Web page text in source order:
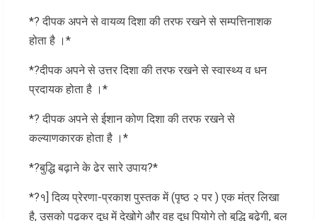
*? दीपक अपने से वायव्य दिशा की तरफ रखने से सम्पत्तिनाशक
होता है ।*
*?दीपक अपने से उत्तर दिशा की तरफ रखने से स्वास्थ्य व धन
प्रदायक होता है ।*
*? दीपक अपने से ईशान कोण दिशा की तरफ रखने से
कल्याणकारक होता है ।*
*?बुद्धि बढ़ाने के ढेर सारे उपाय?*
*?१] दिव्य प्रेरणा-प्रकाश पुस्तक में (पृष्ठ २ पर ) एक मंत्र लिखा
है, उसको पढ़कर दूध में देखोगे और वह दूध पियोगे तो बुद्धि बढ़ेगी, बल